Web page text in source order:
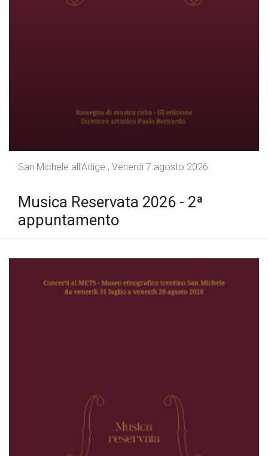
Musica Reservata 2026 - 2ª
appuntamento
San Michele all'Adige , Venerdì 7 agosto 2026